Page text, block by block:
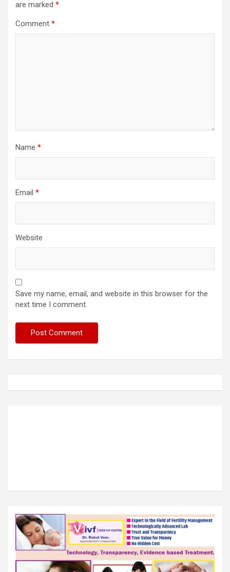
are marked *
Comment *
Name *
Email *
Website
Save my name, email, and website in this browser for the
next time I comment.